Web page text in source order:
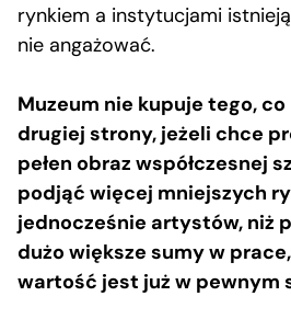
rynkiem a instytucjami
nie angażować.
Muzeum nie kupuje tego, co
drugiej strony, jeżeli chce
pełen obraz współczesnej
podjąć więcej mniejszych
jednocześnie artystów, niż
dużo większe sumy w
wartość jest już w pewnym